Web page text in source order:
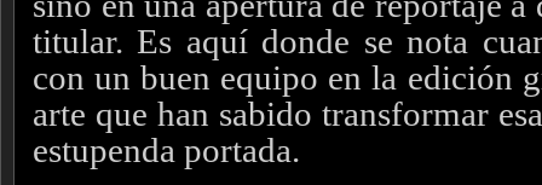
titular. Es aquí donde se nota
con un buen equipo en la edición
arte que han sabido transformar
estupenda portada.